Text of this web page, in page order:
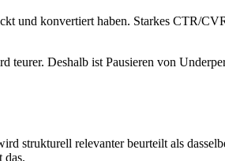
und konvertiert haben. Starkes CTR/
teurer. Deshalb ist Pausieren von
strukturell relevanter beurteilt als
das.